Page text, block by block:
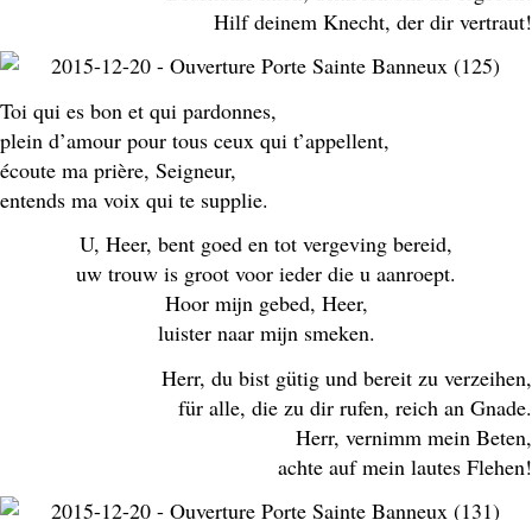
Hilf deinem Knecht, der dir vertraut!
Toi qui es bon et qui pardonnes,
plein d’amour pour tous ceux qui t’appellent,
écoute ma prière, Seigneur,
entends ma voix qui te supplie.
U, Heer, bent goed en tot vergeving bereid,
uw trouw is groot voor ieder die u aanroept.
Hoor mijn gebed, Heer,
luister naar mijn smeken.
Herr, du bist gütig und bereit zu verzeihen,
für alle, die zu dir rufen, reich an Gnade.
Herr, vernimm mein Beten,
achte auf mein lautes Flehen!